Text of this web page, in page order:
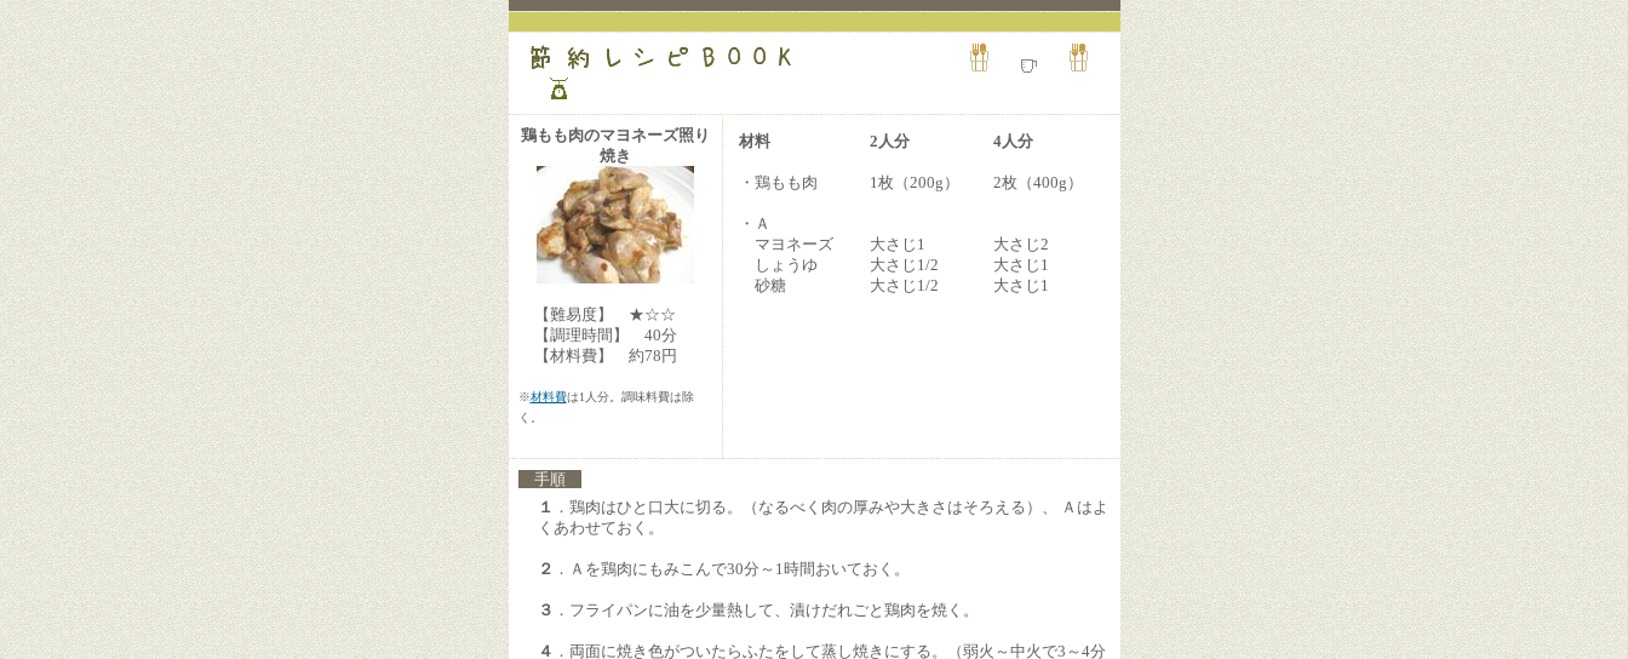
鶏もも肉のマヨネーズ照り
焼き
【難易度】 ★☆☆
【調理時間】 40分
【材料費】 約78円
※材料費は1人分。調味料費は除
く。
材料
・鶏もも肉
・Ａ
マヨネーズ
しょうゆ
砂糖
2人分
1枚（200g）
大さじ1
大さじ1/2
大さじ1/2
4人分
2枚（400g）
大さじ2
大さじ1
大さじ1
手順
１ ．鶏肉はひと口大に切る。（なるべく肉の厚みや大きさはそろえる）、 Ａはよ
くあわせておく。
２ ．Ａを鶏肉にもみこんで30分～1時間おいておく。
３ ．フライパンに油を少量熱して、漬けだれごと鶏肉を焼く。
４ ．両面に焼き色がついたらふたをして蒸し焼きにする。（弱火～中火で3～4分